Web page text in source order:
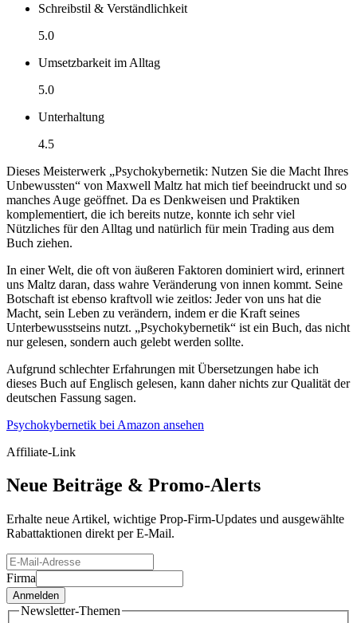
Schreibstil & Verständlichkeit
5.0
Umsetzbarkeit im Alltag
5.0
Unterhaltung
4.5
Dieses Meisterwerk „Psychokybernetik: Nutzen Sie die Macht Ihres
Unbewussten“ von Maxwell Maltz hat mich tief beeindruckt und so
manches Auge geöffnet. Da es Denkweisen und Praktiken
komplementiert, die ich bereits nutze, konnte ich sehr viel
Nützliches für den Alltag und natürlich für mein Trading aus dem
Buch ziehen.
In einer Welt, die oft von äußeren Faktoren dominiert wird, erinnert
uns Maltz daran, dass wahre Veränderung von innen kommt. Seine
Botschaft ist ebenso kraftvoll wie zeitlos: Jeder von uns hat die
Macht, sein Leben zu verändern, indem er die Kraft seines
Unterbewusstseins nutzt. „Psychokybernetik“ ist ein Buch, das nicht
nur gelesen, sondern auch gelebt werden sollte.
Aufgrund schlechter Erfahrungen mit Übersetzungen habe ich
dieses Buch auf Englisch gelesen, kann daher nichts zur Qualität der
deutschen Fassung sagen.
Psychokybernetik bei Amazon ansehen
Affiliate-Link
Neue Beiträge & Promo-Alerts
Erhalte neue Artikel, wichtige Prop-Firm-Updates und ausgewählte
Rabattaktionen direkt per E-Mail.
Firma
Anmelden
Newsletter-Themen